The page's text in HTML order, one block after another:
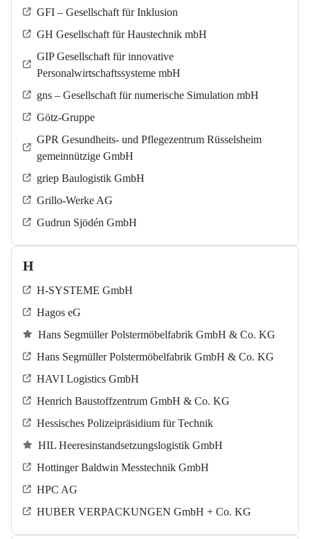
GFI – Gesellschaft für Inklusion
GH Gesellschaft für Haustechnik mbH
GIP Gesellschaft für innovative
Personalwirtschaftssysteme mbH
gns – Gesellschaft für numerische Simulation mbH
Götz-Gruppe
GPR Gesundheits- und Pflegezentrum Rüsselsheim
gemeinnützige GmbH
griep Baulogistik GmbH
Grillo-Werke AG
Gudrun Sjödén GmbH
H
H-SYSTEME GmbH
Hagos eG
Hans Segmüller Polstermöbelfabrik GmbH & Co. KG
Hans Segmüller Polstermöbelfabrik GmbH & Co. KG
HAVI Logistics GmbH
Henrich Baustoffzentrum GmbH & Co. KG
Hessisches Polizeipräsidium für Technik
HIL Heeresinstandsetzungslogistik GmbH
Hottinger Baldwin Messtechnik GmbH
HPC AG
HUBER VERPACKUNGEN GmbH + Co. KG